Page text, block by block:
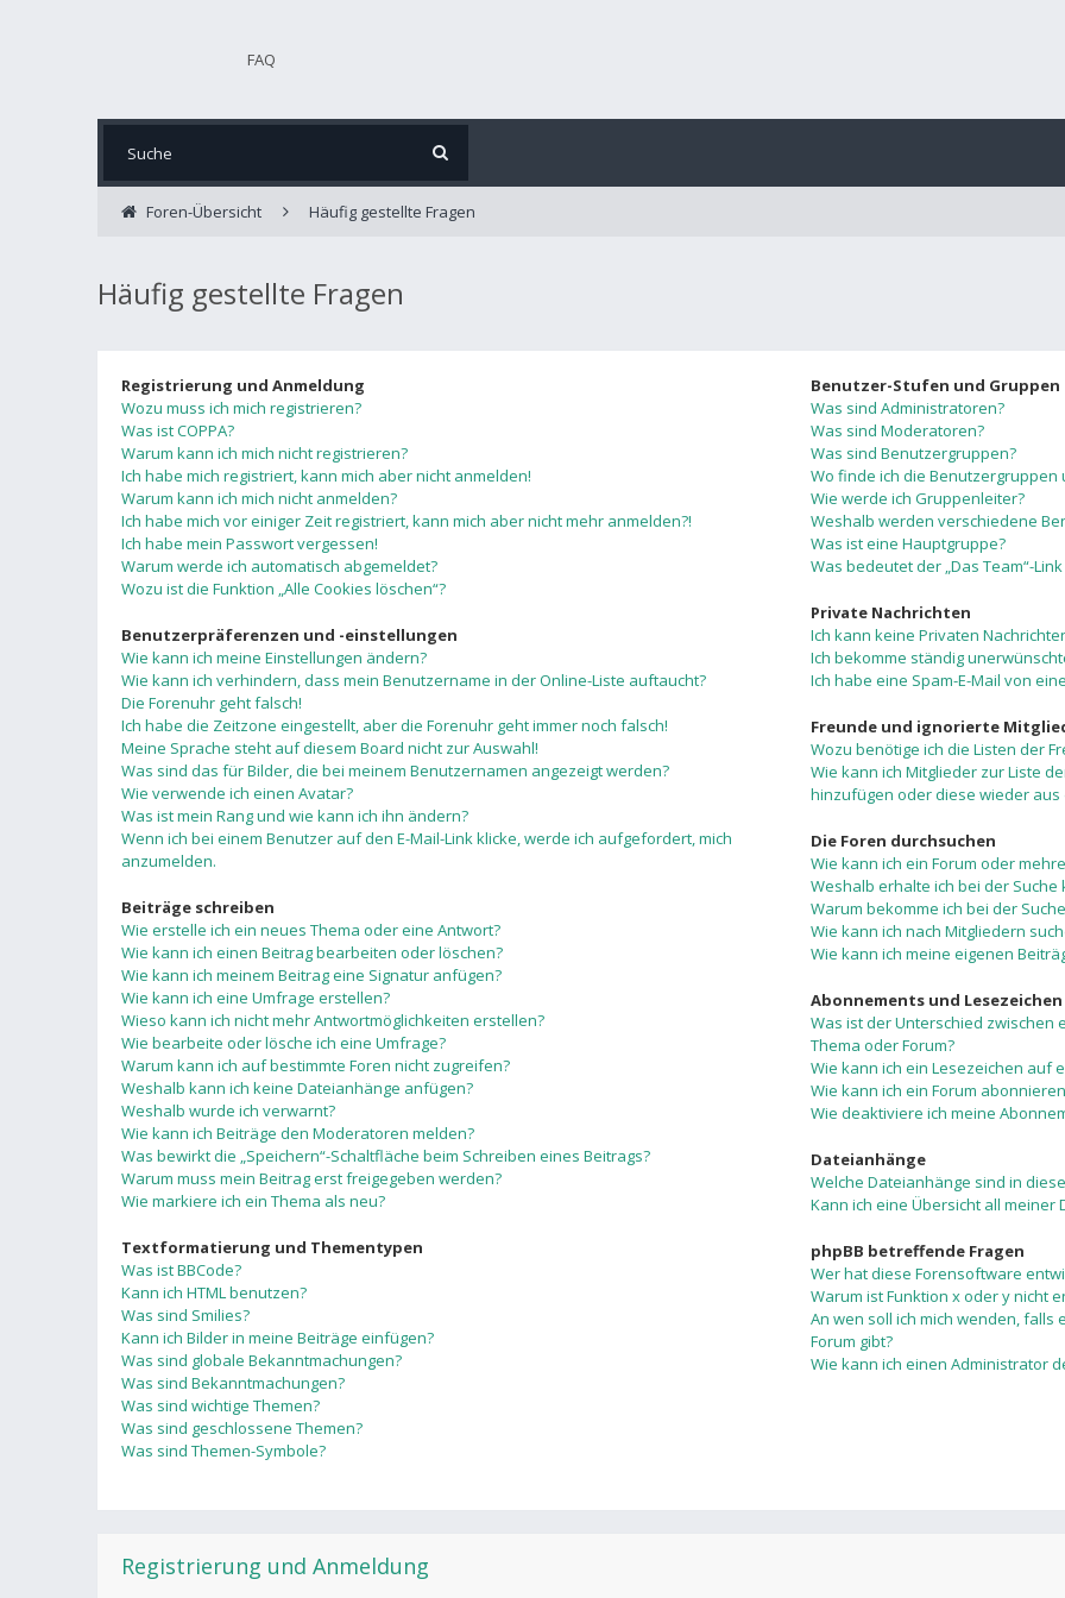
FAQ
Foren-Übersicht Häufig gestellte Fragen
Häufig gestellte Fragen
Registrierung und Anmeldung
Wozu muss ich mich registrieren?
Was ist COPPA?
Warum kann ich mich nicht registrieren?
Ich habe mich registriert, kann mich aber nicht anmelden!
Warum kann ich mich nicht anmelden?
Ich habe mich vor einiger Zeit registriert, kann mich aber nicht mehr anmelden?!
Ich habe mein Passwort vergessen!
Warum werde ich automatisch abgemeldet?
Wozu ist die Funktion „Alle Cookies löschen“?
Benutzerpräferenzen und -einstellungen
Wie kann ich meine Einstellungen ändern?
Wie kann ich verhindern, dass mein Benutzername in der Online-Liste auftaucht?
Die Forenuhr geht falsch!
Ich habe die Zeitzone eingestellt, aber die Forenuhr geht immer noch falsch!
Meine Sprache steht auf diesem Board nicht zur Auswahl!
Was sind das für Bilder, die bei meinem Benutzernamen angezeigt werden?
Wie verwende ich einen Avatar?
Was ist mein Rang und wie kann ich ihn ändern?
Wenn ich bei einem Benutzer auf den E-Mail-Link klicke, werde ich aufgefordert, mich
anzumelden.
Beiträge schreiben
Wie erstelle ich ein neues Thema oder eine Antwort?
Wie kann ich einen Beitrag bearbeiten oder löschen?
Wie kann ich meinem Beitrag eine Signatur anfügen?
Wie kann ich eine Umfrage erstellen?
Wieso kann ich nicht mehr Antwortmöglichkeiten erstellen?
Wie bearbeite oder lösche ich eine Umfrage?
Warum kann ich auf bestimmte Foren nicht zugreifen?
Weshalb kann ich keine Dateianhänge anfügen?
Weshalb wurde ich verwarnt?
Wie kann ich Beiträge den Moderatoren melden?
Was bewirkt die „Speichern“-Schaltfläche beim Schreiben eines Beitrags?
Warum muss mein Beitrag erst freigegeben werden?
Wie markiere ich ein Thema als neu?
Textformatierung und Thementypen
Was ist BBCode?
Kann ich HTML benutzen?
Was sind Smilies?
Kann ich Bilder in meine Beiträge einfügen?
Was sind globale Bekanntmachungen?
Was sind Bekanntmachungen?
Was sind wichtige Themen?
Was sind geschlossene Themen?
Was sind Themen-Symbole?
Benutzer-Stufen und Gruppen
Was sind Administratoren?
Was sind Moderatoren?
Was sind Benutzergruppen?
Wo finde ich die Benutzergruppen
Wie werde ich Gruppenleiter?
Weshalb werden verschiedene
Was ist eine Hauptgruppe?
Was bedeutet der „Das Team“-
Private Nachrichten
Ich kann keine Privaten
Ich bekomme ständig
Ich habe eine Spam-E-Mail von
Freunde und ignorierte
Wozu benötige ich die Listen der
Wie kann ich Mitglieder zur Liste
hinzufügen oder diese wieder
Die Foren durchsuchen
Wie kann ich ein Forum oder
Weshalb erhalte ich bei der Suche
Warum bekomme ich bei der
Wie kann ich nach Mitgliedern
Wie kann ich meine eigenen
Abonnements und Lesezeichen
Was ist der Unterschied zwischen
Thema oder Forum?
Wie kann ich ein Lesezeichen auf
Wie kann ich ein Forum
Wie deaktiviere ich meine
Dateianhänge
Welche Dateianhänge sind in
Kann ich eine Übersicht all meiner
phpBB betreffende Fragen
Wer hat diese Forensoftware
Warum ist Funktion x oder y nicht
An wen soll ich mich wenden,
Forum gibt?
Wie kann ich einen Administrator
Registrierung und Anmeldung